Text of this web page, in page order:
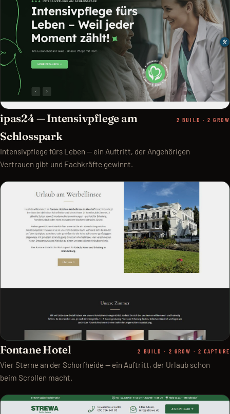
ipas24 — Intensivpflege am
Schlosspark
2 BUILD · 2 GROW
Intensivpflege fürs Leben — ein Auftritt, der Angehörigen
Vertrauen gibt und Fachkräfte gewinnt.
Fontane Hotel 2 BUILD · 2 GROW · 2 CAPTURE
Vier Sterne an der Schorfheide — ein Auftritt, der Urlaub schon
beim Scrollen macht.